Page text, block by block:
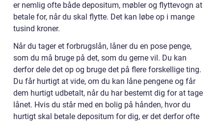
er nemlig ofte både depositum, møbler og flyttevogn at
betale for, når du skal flytte. Det kan løbe op i mange
tusind kroner.
Når du tager et forbrugslån, låner du en pose penge,
som du må bruge på det, som du gerne vil. Du kan
derfor dele det op og bruge det på flere forskellige ting.
Du får hurtigt at vide, om du kan låne pengene og får
dem hurtigt udbetalt, når du har bestemt dig for at tage
lånet. Hvis du står med en bolig på hånden, hvor du
hurtigt skal betale depositum for dig, er det derfor ofte